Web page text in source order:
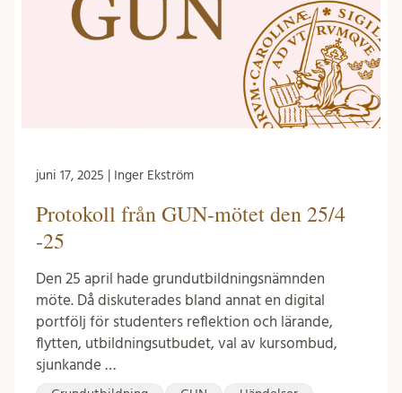
juni 17, 2025 | Inger Ekström
Protokoll från GUN-mötet den 25/4
-25
Den 25 april hade grundutbildningsnämnden
möte. Då diskuterades bland annat en digital
portfölj för studenters reflektion och lärande,
flytten, utbildningsutbudet, val av kursombud,
sjunkande …